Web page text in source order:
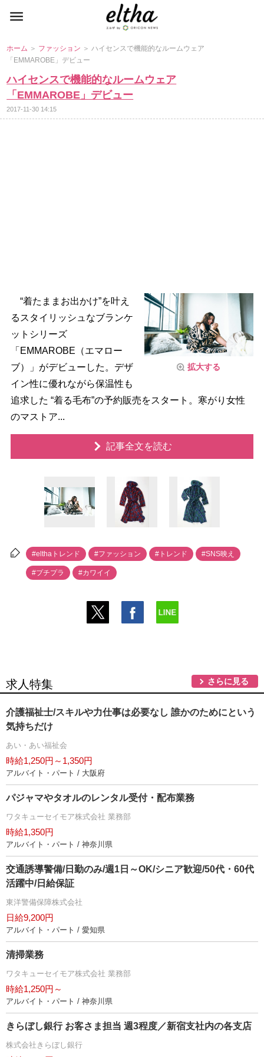
ホーム ＞ ファッション ＞ ハイセンスで機能的なルームウェア
「EMMAROBE」デビュー
ハイセンスで機能的なルームウェア
「EMMAROBE」デビュー
2017-11-30 14:15
拡大する
“着たままお出かけ”を叶え
るスタイリッシュなブランケ
ットシリーズ
「EMMAROBE（エマロー
ブ）」がデビューした。デザ
イン性に優れながら保温性も
追求した “着る毛布”の予約販売をスタート。寒がり女性
のマストア...
記事全文を読む
#elthaトレンド #ファッション #トレンド #SNS映え
#プチプラ #カワイイ
求人特集 さらに見る
介護福祉士/スキルや力仕事は必要なし 誰かのためにという
気持ちだけ
あい・あい福祉会
時給1,250円～1,350円
アルバイト・パート / 大阪府
パジャマやタオルのレンタル受付・配布業務
ワタキューセイモア株式会社 業務部
時給1,350円
アルバイト・パート / 神奈川県
交通誘導警備/日勤のみ/週1日～OK/シニア歓迎/50代・60代
活躍中/日給保証
東洋警備保障株式会社
日給9,200円
アルバイト・パート / 愛知県
清掃業務
ワタキューセイモア株式会社 業務部
時給1,250円～
アルバイト・パート / 神奈川県
きらぼし銀行 お客さま担当 週3程度／新宿支社内の各支店
株式会社きらぼし銀行